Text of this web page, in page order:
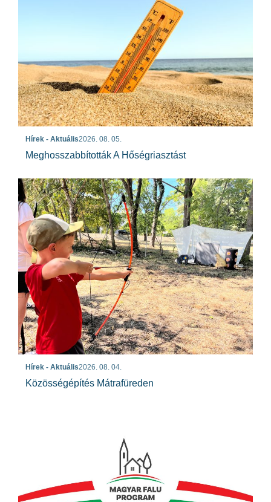
Hírek - Aktuális2026. 08. 05.
Meghosszabbították A Hőségriasztást
Hírek - Aktuális2026. 08. 04.
Közösségépítés Mátrafüreden